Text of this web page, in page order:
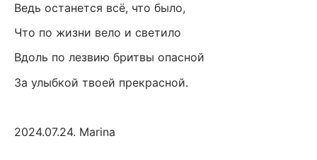
Ведь останется всё, что было,
Что по жизни вело и светило
Вдоль по лезвию бритвы опасной
За улыбкой твоей прекрасной.
2024.07.24. Marina